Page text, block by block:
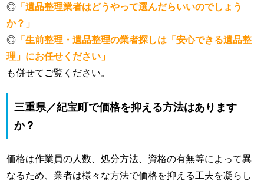
◎ 「遺品整理業者はどうやって選んだらいいのでしょう
か？」
◎ 「生前整理・遺品整理の業者探しは「安心できる遺品整
理」にお任せください」
も併せてご覧ください。
三重県／紀宝町で価格を抑える方法はあります
か？
価格は作業員の人数、処分方法、資格の有無等によって異
なるため、業者は様々な方法で価格を抑える工夫を凝らし